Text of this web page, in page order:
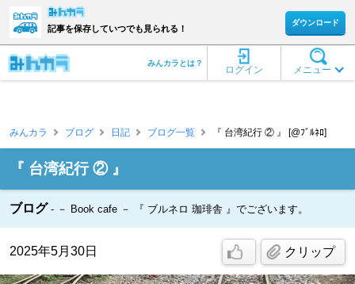
記事を保存していつでも見られる！
ダウンロード
メニュー
ログイン
みんカラとは？
みんカラ ブログ 日記 ブログ一覧 『 台湾紀行 ② 』 [@ﾌﾞﾙﾈﾛ]
『 台湾紀行 ② 』
ブログ － Book cafe － 『 ブルネロ 珈琲舎 』でございます。
2025年5月30日 クリップ